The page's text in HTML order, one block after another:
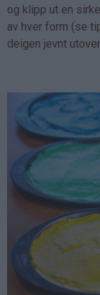
og klipp ut en
av hver form (se
deigen jevnt